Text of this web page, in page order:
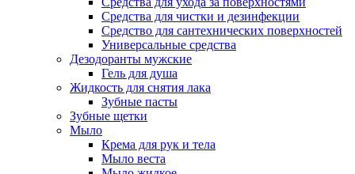
Средства для чистки и дезинфекции
Средство для сантехнических поверхностей
Универсальные средства
Дезодоранты мужские
Гель для душа
Жидкость для снятия лака
Зубные пасты
Зубные щетки
Мыло
Крема для рук и тела
Мыло веста